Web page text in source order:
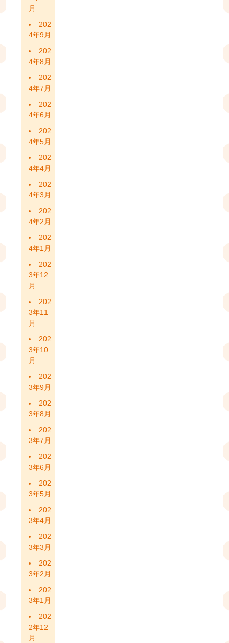
月
202
4年9月
202
4年8月
202
4年7月
202
4年6月
202
4年5月
202
4年4月
202
4年3月
202
4年2月
202
4年1月
202
3年12
月
202
3年11
月
202
3年10
月
202
3年9月
202
3年8月
202
3年7月
202
3年6月
202
3年5月
202
3年4月
202
3年3月
202
3年2月
202
3年1月
202
2年12
月